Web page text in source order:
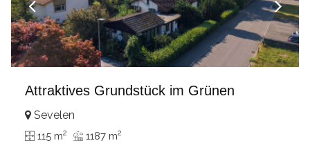
Attraktives Grundstück im Grünen
Sevelen
115 m2 1187 m2